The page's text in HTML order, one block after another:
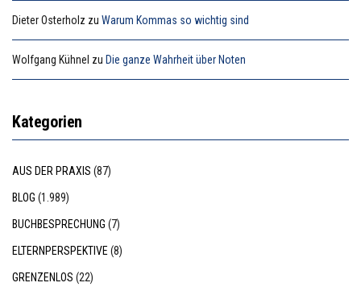
Dieter Osterholz zu Warum Kommas so wichtig sind
Wolfgang Kühnel zu Die ganze Wahrheit über Noten
Kategorien
AUS DER PRAXIS (87)
BLOG (1.989)
BUCHBESPRECHUNG (7)
ELTERNPERSPEKTIVE (8)
GRENZENLOS (22)